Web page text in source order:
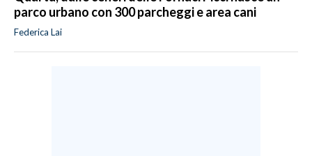
parco urbano con 300 parcheggi e area cani
Federica Lai